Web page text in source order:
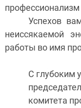
Успехов
неиссякаемой
работы во имя
С глубоким